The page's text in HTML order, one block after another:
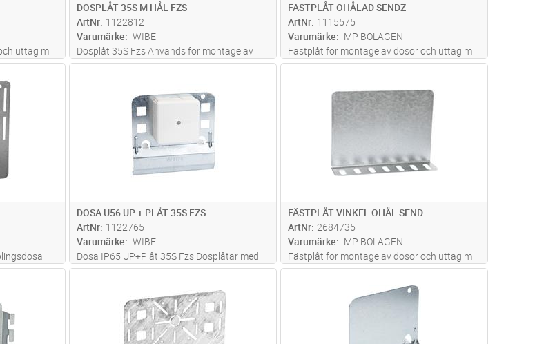
uttag m
på
för 2 st
mer
DOSPLÅT 35S M HÅL FZS
ArtNr 1122812
Varumärke
WIBE
Dosplåt 35S Fzs Används för montage av
dosor och armaturer, monteras stående eller
FÄSTPLÅT OHÅLAD SENDZ
ArtNr 1115575
Varumärke
MP BOLAGEN
Fästplåt för montage av dosor och uttag m
m. Snäpps fast i stegsidan på stegtyperna
stegtyp MP-FZ.
samt plint
DOSA U56 UP + PLÅT 35S FZS
ArtNr 1122765
Varumärke
WIBE
Dosa IP65 UP+Plåt 35S Fzs Dosplåtar med
förmonterade dosor och uttag
FÄSTPLÅT VINKEL OHÅL SEND
ArtNr 2684735
Varumärke
MP BOLAGEN
Fästplåt för montage av dosor och uttag m
m.
Lägg i kundvagn